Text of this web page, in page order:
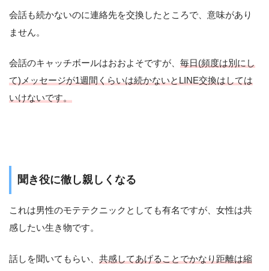
会話も続かないのに連絡先を交換したところで、意味があり
ません。
会話のキャッチボールはおおよそですが、 毎日(頻度は別にし
て)メッセージが1週間くらいは続かないとLINE交換はしては
いけないです。
聞き役に徹し親しくなる
これは男性のモテテクニックとしても有名ですが、女性は共
感したい生き物です。
話しを聞いてもらい、 共感してあげることでかなり距離は縮